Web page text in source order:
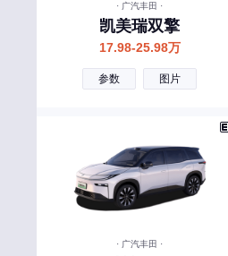
· 广汽丰田 ·
凯美瑞双擎
17.98-25.98万
参数 图片
· 广汽丰田 ·
成功汽车
东风
东风风行